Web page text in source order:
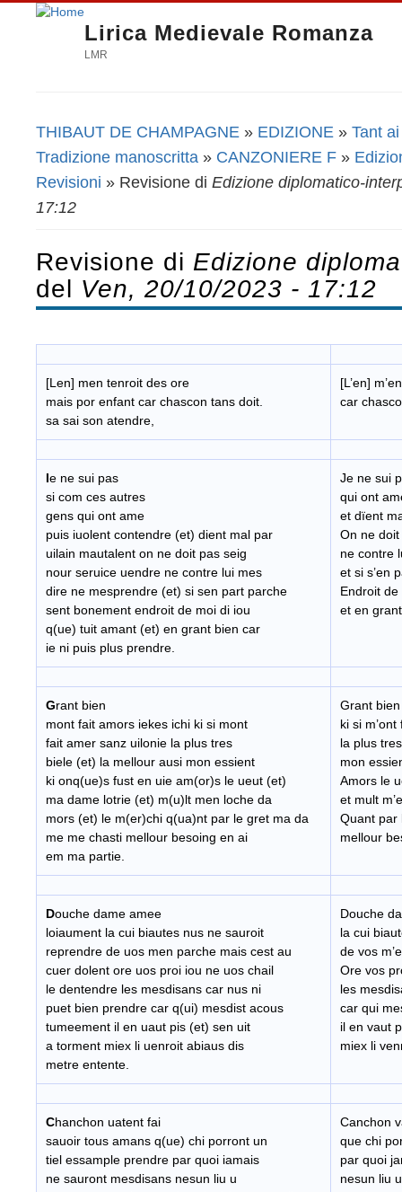
Lirica Medievale Romanza
LMR
Tu sei qui
THIBAUT DE CHAMPAGNE » EDIZIONE » Tant
Tradizione manoscritta » CANZONIERE F »
Revisioni » Revisione di Edizione diplomatico-
17:12
Revisione di Edizione
del Ven, 20/10/2023 - 17:12
[Len] men tenroit des ore
mais por enfant car chascon tans doit.
sa sai son atendre,
[L’en]
car
Ie ne sui pas
si com ces autres
gens qui ont ame
puis iuolent contendre (et) dient mal par
uilain mautalent on ne doit pas seig
nour seruice uendre ne contre lui mes
dire ne mesprendre (et) si sen part parche
sent bonement endroit de moi di iou
q(ue) tuit amant (et) en grant bien car
ie ni puis plus prendre.
Je ne sui
qui ont
et dïent
On ne
ne contre
et si s’en
Endroit
et en
Grant bien
mont fait amors iekes ichi ki si mont
fait amer sanz uilonie la plus tres
biele (et) la mellour ausi mon essient
ki onq(ue)s fust en uie am(or)s le ueut (et)
ma dame lotrie (et) m(u)lt men loche da
mors (et) le m(er)chi q(ua)nt par le gret ma da
me me chasti mellour besoing en ai
em ma partie.
Grant
ki si
la plus
mon
Amors le
et mult
Quant par
mellour
Douche dame amee
loiaument la cui biautes nus ne sauroit
reprendre de uos men parche mais cest au
cuer dolent ore uos proi iou ne uos chail
le dentendre les mesdisans car nus ni
puet bien prendre car q(ui) mesdist acous
tumeement il en uaut pis (et) sen uit
a torment miex li uenroit abiaus dis
metre entente.
Douche
la cui
de vos
Ore vos
les
car qui
il en vaut
miex li
Chanchon uatent fai
sauoir tous amans q(ue) chi porront un
tiel essample prendre par quoi iamais
ne sauront mesdisans nesun liu u
Canchon
que chi
par quoi
nesun liu